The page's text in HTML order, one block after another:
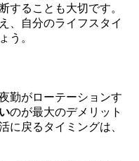
することも大切です。
、自分のライフスタイ
う。
勤がローテーションす
のが最大のデメリット
に戻るタイミングは、